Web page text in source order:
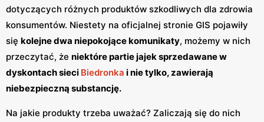
dotyczących różnych produktów szkodliwych dla zdrowia
konsumentów. Niestety na oficjalnej stronie GIS pojawiły
się kolejne dwa niepokojące komunikaty, możemy w nich
przeczytać, że niektóre partie jajek sprzedawane w
dyskontach sieci Biedronka i nie tylko, zawierają
niebezpieczną substancję.
Na jakie produkty trzeba uważać? Zaliczają się do nich